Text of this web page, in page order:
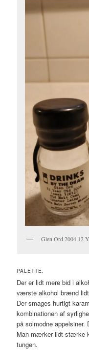
Glen Ord 2004 12
PALETTE:
Der er lidt mere bid i
værste alkohol brænd lidt
Der smages hurtigt
kombinationen af
på solmodne appelsiner.
Man mærker lidt stærke
tungen.